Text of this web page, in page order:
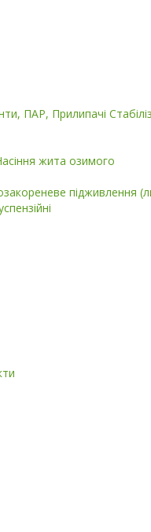
ПАР, Прилипачі
жита озимого
підживлення